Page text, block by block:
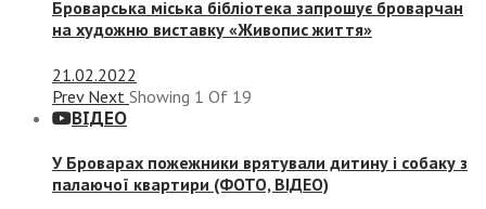
Броварська міська бібліотека запрошує броварчан
на художню виставку «Живопис життя»
21.02.2022
Prev Next Showing 1 Of 19
ВІДЕО
У Броварах пожежники врятували дитину і собаку з
палаючої квартири (ФОТО, ВІДЕО)